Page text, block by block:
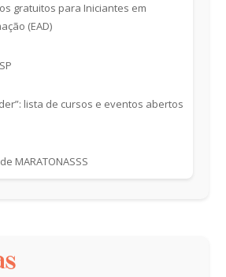
gratuitos para Iniciantes em
(EAD)
lista de cursos e eventos abertos
MARATONASSS